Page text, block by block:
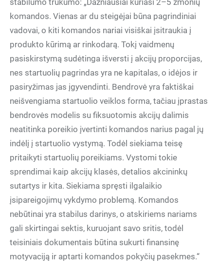
stabilumo trūkumo: „Dažniausiai kuriasi 2–5 žmonių
komandos. Vienas ar du steigėjai būna pagrindiniai
vadovai, o kiti komandos nariai visiškai įsitraukia į
produkto kūrimą ar rinkodarą. Tokį vaidmenų
pasiskirstymą sudėtinga išversti į akcijų proporcijas,
nes startuolių pagrindas yra ne kapitalas, o idėjos ir
pasiryžimas jas įgyvendinti. Bendrovė yra faktiškai
neišvengiama startuolio veiklos forma, tačiau įprastas
bendrovės modelis su fiksuotomis akcijų dalimis
neatitinka poreikio įvertinti komandos narius pagal jų
indėlį į startuolio vystymą. Todėl siekiama teisę
pritaikyti startuolių poreikiams. Vystomi tokie
sprendimai kaip akcijų klasės, detalios akcininkų
sutartys ir kita. Siekiama spręsti ilgalaikio
įsipareigojimų vykdymo problemą. Komandos
nebūtinai yra stabilus darinys, o atskiriems nariams
gali skirtingai sektis, kuruojant savo sritis, todėl
teisiniais dokumentais būtina sukurti finansinę
motyvaciją ir aptarti komandos pokyčių pasekmes.“